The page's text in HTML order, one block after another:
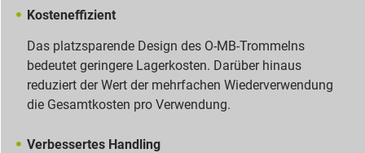
Kosteneffizient
Das platzsparende Design des O-MB-Trommelns
bedeutet geringere Lagerkosten. Darüber hinaus
reduziert der Wert der mehrfachen Wiederverwendung
die Gesamtkosten pro Verwendung.
Verbessertes Handling